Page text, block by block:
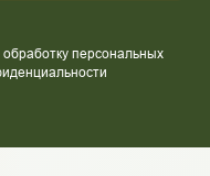
персональных